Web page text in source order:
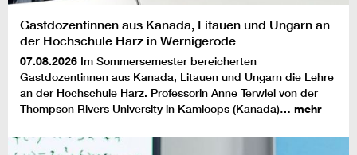
Gastdozentinnen aus Kanada, Litauen und Ungarn an
der Hochschule Harz in Wernigerode
07.08.2026 Im Sommersemester bereicherten
Gastdozentinnen aus Kanada, Litauen und Ungarn die Lehre
an der Hochschule Harz. Professorin Anne Terwiel von der
Thompson Rivers University in Kamloops (Kanada)… mehr